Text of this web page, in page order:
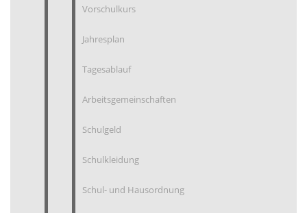
Vorschulkurs
Jahresplan
Tagesablauf
Arbeitsgemeinschaften
Schulgeld
Schulkleidung
Schul- und Hausordnung